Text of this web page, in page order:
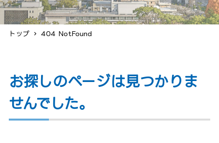
トップ 404 NotFound
お探しのページは見つかりま
せんでした。